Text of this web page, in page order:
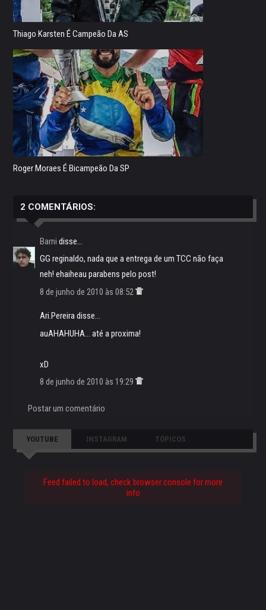
Thiago Karsten É Campeão Da AS
Roger Moraes É Bicampeão Da SP
2 COMENTÁRIOS:
Barni disse...
GG reginaldo, nada que a entrega de um TCC não faça
neh! ehaiheau parabens pelo post!
8 de junho de 2010 às 08:52
Ari.Pereira disse...
auAHAHUHA... até a proxima!
xD
8 de junho de 2010 às 19:29
Postar um comentário
YOUTUBE INSTAGRAM TÓPICOS
Feed failed to load, check browser console for more
info